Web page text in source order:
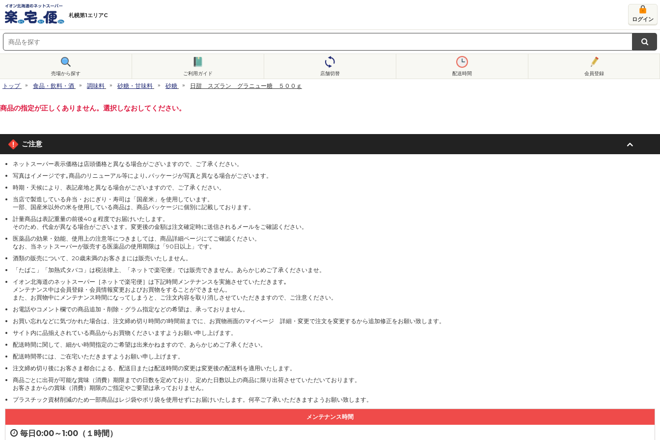
札幌第1エリアC
ログイン
売場から探す ご利用ガイド 店舗切替 配送時間 会員登録
トップ 食品・飲料・酒 調味料 砂糖・甘味料 砂糖 日甜 スズラン グラニュー糖 ５００ｇ
商品の指定が正しくありません。選択しなおしてください。
ご注意
ネットスーパー表示価格は店頭価格と異なる場合がございますので、ご了承ください。
写真はイメージです｡商品のリニューアル等により､パッケージが写真と異なる場合がございます。
時期・天候により、表記産地と異なる場合がございますので、ご了承ください。
当店で製造している弁当・おにぎり・寿司は「国産米」を使用しています。
一部、国産米以外の米を使用している商品は、商品パッケージに個別に記載しております。
計量商品は表記重量の前後40ｇ程度でお届けいたします。
そのため、代金が異なる場合がございます。変更後の金額は注文確定時に送信されるメールをご確認ください。
医薬品の効果・効能、使用上の注意等につきましては、商品詳細ページにてご確認ください。
なお、当ネットスーパーが販売する医薬品の使用期限は「90日以上」です。
酒類の販売について、20歳未満のお客さまには販売いたしません。
「たばこ」「加熱式タバコ」は税法律上、「ネットで楽宅便」では販売できません。あらかじめご了承くださいませ。
イオン北海道のネットスーパー［ネットで楽宅便］は下記時間メンテナンスを実施させていただきます｡
メンテナンス中は会員登録・会員情報変更およびお買物をすることができません。
また、お買物中にメンテナンス時間になってしまうと、ご注文内容を取り消しさせていただきますので、ご注意ください。
お電話やコメント欄での商品追加・削除・グラム指定などの希望は、承っておりません。
お買い忘れなどに気づかれた場合は、注文締め切り時間の1時間前までに、お買物画面のマイページ 詳細・変更で注文を変更するから追加修正をお願い致します。
サイト内に品揃えされている商品からお買物くださいますようお願い申し上げます。
配送時間に関して、細かい時間指定のご希望は出来かねますので、あらかじめご了承ください。
配送時間帯には、ご在宅いただきますようお願い申し上げます。
注文締め切り後にお客さま都合による、配送日または配送時間の変更は変更後の配送料を適用いたします。
商品ごとに出荷が可能な賞味（消費）期限までの日数を定めており、定めた日数以上の商品に限り出荷させていただいております。
お客さまからの賞味（消費）期限のご指定やご要望は承っておりません。
プラスチック資材削減のため一部商品はレジ袋やポリ袋を使用せずにお届けいたします。何卒ご了承いただきますようお願い致します。
メンテナンス時間
毎日0:00～1:00（１時間）